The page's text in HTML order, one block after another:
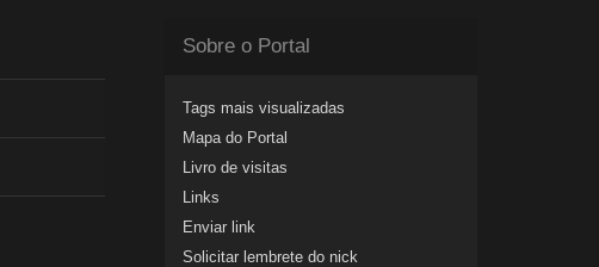
Sobre o Portal
Tags mais visualizadas
Mapa do Portal
Livro de visitas
Links
Enviar link
Solicitar lembrete do nick